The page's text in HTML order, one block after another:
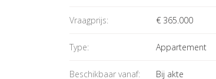
Vraagprijs: € 365.000
Type: Appartement
Beschikbaar vanaf: Bij akte